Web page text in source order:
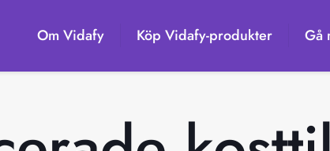
Om Vidafy Köp Vidafy-produkter Gå